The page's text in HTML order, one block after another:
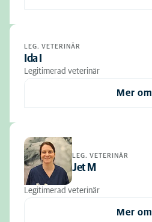
LEG. VETERINÄR
Ida I
Legitimerad veterinär
Mer om
LEG. VETERINÄR
Jet M
Legitimerad veterinär
Mer om